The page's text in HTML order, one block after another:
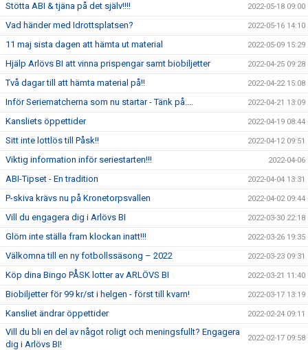
Stötta ABI & tjäna på det själv!!!! 2022-05-18 09:00
Vad händer med Idrottsplatsen? 2022-05-16 14:10
11 maj sista dagen att hämta ut material 2022-05-09 15:29
Hjälp Arlövs BI att vinna prispengar samt biobiljetter 2022-04-25 09:28
Två dagar till att hämta material på!! 2022-04-22 15:08
Inför Seriematcherna som nu startar - Tänk på.... 2022-04-21 13:09
Kansliets öppettider 2022-04-19 08:44
Sitt inte lottlös till Påsk!! 2022-04-12 09:51
Viktig information inför seriestarten!!! 2022-04-06
ABI-Tipset - En tradition 2022-04-04 13:31
P-skiva krävs nu på Kronetorpsvallen 2022-04-02 09:44
Vill du engagera dig i Arlövs BI 2022-03-30 22:18
Glöm inte ställa fram klockan inatt!!! 2022-03-26 19:35
Välkomna till en ny fotbollssäsong – 2022 2022-03-23 09:31
Köp dina Bingo PÅSK lotter av ARLÖVS BI 2022-03-21 11:40
Biobiljetter för 99 kr/st i helgen - först till kvarn! 2022-03-17 13:19
Kansliet ändrar öppettider 2022-02-24 09:11
Vill du bli en del av något roligt och meningsfullt? Engagera
dig i Arlövs BI!
2022-02-17 09:58